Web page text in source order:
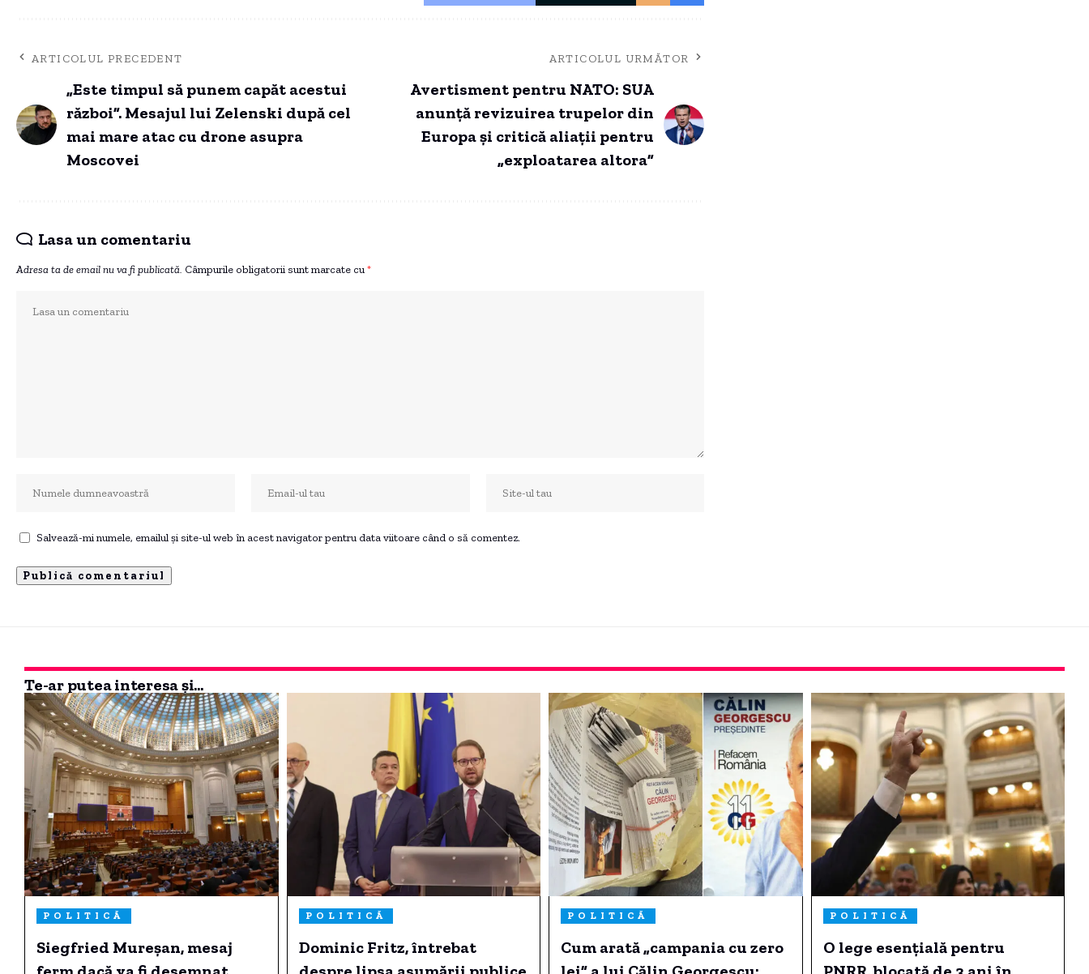
ARTICOLUL PRECEDENT
„Este timpul să punem capăt acestui
război”. Mesajul lui Zelenski după cel
mai mare atac cu drone asupra
Moscovei
ARTICOLUL URMĂTOR
Avertisment pentru NATO: SUA
anunță revizuirea trupelor din
Europa și critică aliații pentru
„exploatarea altora”
Lasa un comentariu
Adresa ta de email nu va fi publicată. Câmpurile obligatorii sunt marcate cu *
Salvează-mi numele, emailul și site-ul web în acest navigator pentru data viitoare când o să comentez.
Te-ar putea interesa și...
POLITICĂ
Siegfried Mureșan, mesaj
POLITICĂ
Dominic Fritz, întrebat
POLITICĂ
Cum arată „campania cu zero
POLITICĂ
O lege esențială pentru